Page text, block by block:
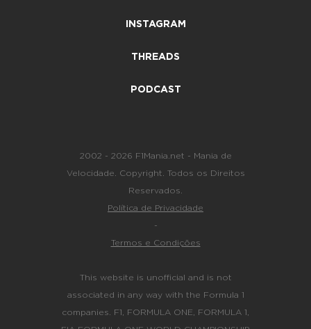
INSTAGRAM
THREADS
PODCAST
2002 - 2026 F1Mania.net - Mania de
Velocidade. Copyright. Todos os Direitos
Reservados.
Política de Privacidade
-
Termos e Condições
This website is unofficial and is not
associated in any way with the Formula 1
companies. F1, FORMULA ONE, FORMULA 1,